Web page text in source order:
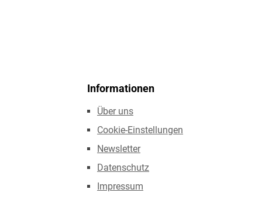
Informationen
Über uns
Cookie-Einstellungen
Newsletter
Datenschutz
Impressum